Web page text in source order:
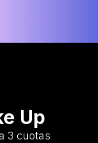
Up
3 cuotas